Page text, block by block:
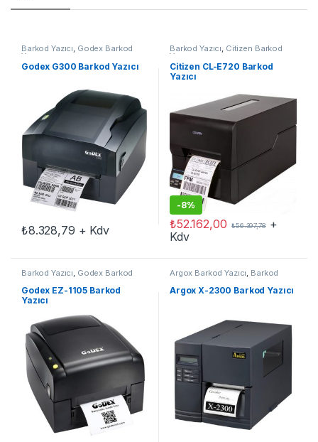
Barkod Yazıcı, Godex Barkod
Yazıcı
Godex G300 Barkod Yazıcı
₺8.328,79 + Kdv
Barkod Yazıcı, Citizen Barkod
Yazıcı
Citizen CL-E720 Barkod
Yazıcı
-8%
₺52.162,00 ₺56.397,78+
Kdv
Barkod Yazıcı Godex Barkod
Godex EZ-1105 Barkod
Yazıcı
Argox Barkod Yazıcı Barkod
Yazıcı
Argox X-2300 Barkod Yazıcı